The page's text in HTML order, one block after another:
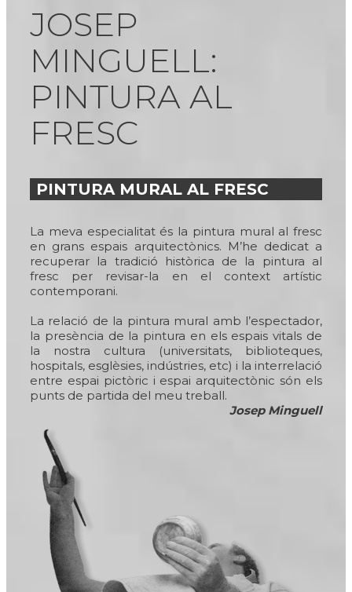
JOSEP
MINGUELL:
PINTURA AL
FRESC
PINTURA MURAL AL FRESC
La meva especialitat és la pintura mural al fresc
en grans espais arquitectònics. M’he dedicat a
recuperar la tradició històrica de la pintura al
fresc per revisar-la en el context artístic
contemporani.
La relació de la pintura mural amb l’espectador,
la presència de la pintura en els espais vitals de
la nostra cultura (universitats, biblioteques,
hospitals, esglèsies, indústries, etc) i la interrelació
entre espai pictòric i espai arquitectònic són els
punts de partida del meu treball.
Josep Minguell